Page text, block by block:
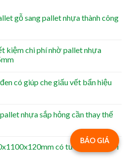
gỗ sang pallet nhựa thành công
kiệm chi phí nhờ pallet nhựa
có giúp che giấu vết bẩn hiệu
nhựa sắp hỏng cần thay thế
có tương thích với
BÁO GIÁ